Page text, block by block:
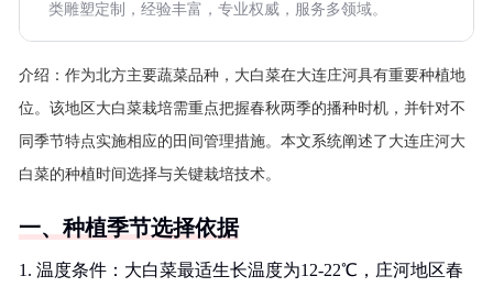
类雕塑定制，经验丰富，专业权威，服务多领域。
介绍： 作为北方主要蔬菜品种，大白菜在大连庄河具有重要种植地
位。该地区大白菜栽培需重点把握春秋两季的播种时机，并针对不
同季节特点实施相应的田间管理措施。本文系统阐述了大连庄河大
白菜的种植时间选择与关键栽培技术。
一、种植季节选择依据
1. 温度条件：大白菜最适生长温度为12-22℃，庄河地区春